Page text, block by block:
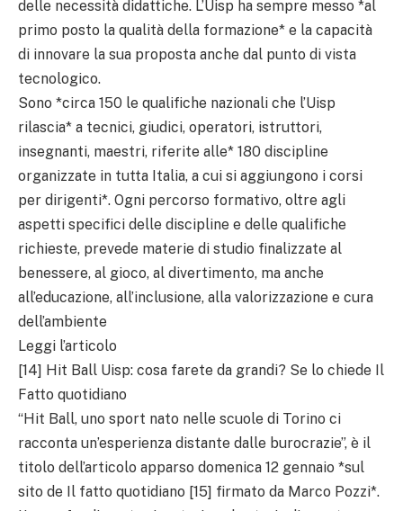
delle necessità didattiche. L’Uisp ha sempre messo *al
primo posto la qualità della formazione* e la capacità
di innovare la sua proposta anche dal punto di vista
tecnologico.
Sono *circa 150 le qualifiche nazionali che l’Uisp
rilascia* a tecnici, giudici, operatori, istruttori,
insegnanti, maestri, riferite alle* 180 discipline
organizzate in tutta Italia, a cui si aggiungono i corsi
per dirigenti*. Ogni percorso formativo, oltre agli
aspetti specifici delle discipline e delle qualifiche
richieste, prevede materie di studio finalizzate al
benessere, al gioco, al divertimento, ma anche
all’educazione, all’inclusione, alla valorizzazione e cura
dell’ambiente
Leggi l’articolo
[14] Hit Ball Uisp: cosa farete da grandi? Se lo chiede Il
Fatto quotidiano
“Hit Ball, uno sport nato nelle scuole di Torino ci
racconta un’esperienza distante dalle burocrazie”, è il
titolo dell’articolo apparso domenica 12 gennaio *sul
sito de Il fatto quotidiano [15] firmato da Marco Pozzi*.